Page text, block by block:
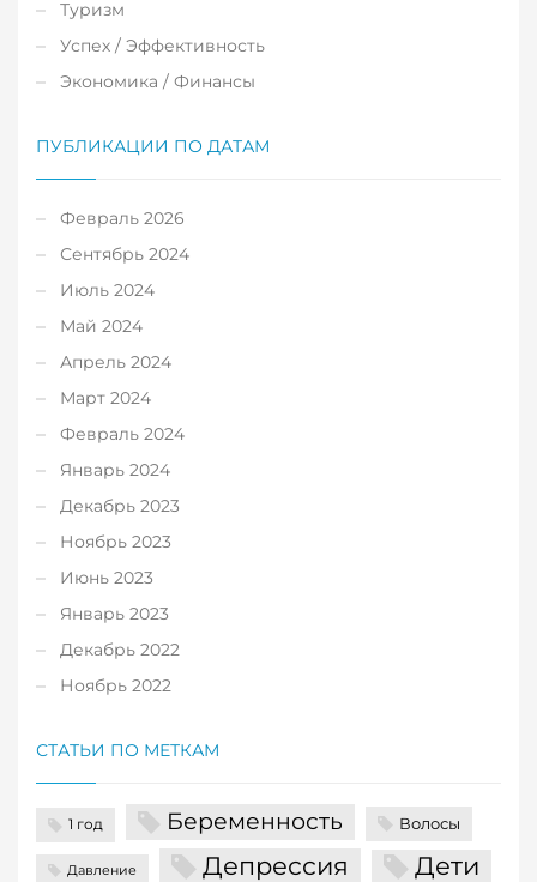
Туризм
Успех / Эффективность
Экономика / Финансы
ПУБЛИКАЦИИ ПО ДАТАМ
Февраль 2026
Сентябрь 2024
Июль 2024
Май 2024
Апрель 2024
Март 2024
Февраль 2024
Январь 2024
Декабрь 2023
Ноябрь 2023
Июнь 2023
Январь 2023
Декабрь 2022
Ноябрь 2022
СТАТЬИ ПО МЕТКАМ
1 год Беременность Волосы
Давление Депрессия Дети